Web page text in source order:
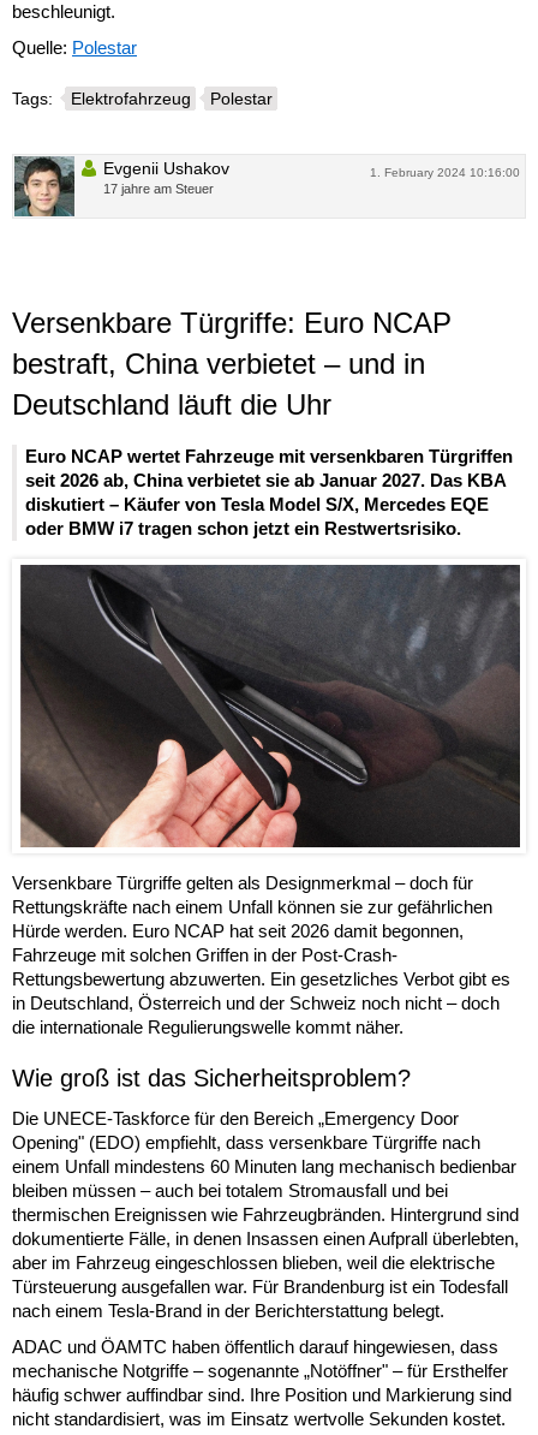
beschleunigt.
Quelle: Polestar
Tags: Elektrofahrzeug Polestar
1. February 2024 10:16:00
Evgenii Ushakov
17 jahre am Steuer
Versenkbare Türgriffe: Euro NCAP
bestraft, China verbietet – und in
Deutschland läuft die Uhr
Euro NCAP wertet Fahrzeuge mit versenkbaren Türgriffen
seit 2026 ab, China verbietet sie ab Januar 2027. Das KBA
diskutiert – Käufer von Tesla Model S/X, Mercedes EQE
oder BMW i7 tragen schon jetzt ein Restwertsrisiko.
Versenkbare Türgriffe gelten als Designmerkmal – doch für
Rettungskräfte nach einem Unfall können sie zur gefährlichen
Hürde werden. Euro NCAP hat seit 2026 damit begonnen,
Fahrzeuge mit solchen Griffen in der Post-Crash-
Rettungsbewertung abzuwerten. Ein gesetzliches Verbot gibt es
in Deutschland, Österreich und der Schweiz noch nicht – doch
die internationale Regulierungswelle kommt näher.
Wie groß ist das Sicherheitsproblem?
Die UNECE-Taskforce für den Bereich „Emergency Door
Opening" (EDO) empfiehlt, dass versenkbare Türgriffe nach
einem Unfall mindestens 60 Minuten lang mechanisch bedienbar
bleiben müssen – auch bei totalem Stromausfall und bei
thermischen Ereignissen wie Fahrzeugbränden. Hintergrund sind
dokumentierte Fälle, in denen Insassen einen Aufprall überlebten,
aber im Fahrzeug eingeschlossen blieben, weil die elektrische
Türsteuerung ausgefallen war. Für Brandenburg ist ein Todesfall
nach einem Tesla-Brand in der Berichterstattung belegt.
ADAC und ÖAMTC haben öffentlich darauf hingewiesen, dass
mechanische Notgriffe – sogenannte „Notöffner" – für Ersthelfer
häufig schwer auffindbar sind. Ihre Position und Markierung sind
nicht standardisiert, was im Einsatz wertvolle Sekunden kostet.